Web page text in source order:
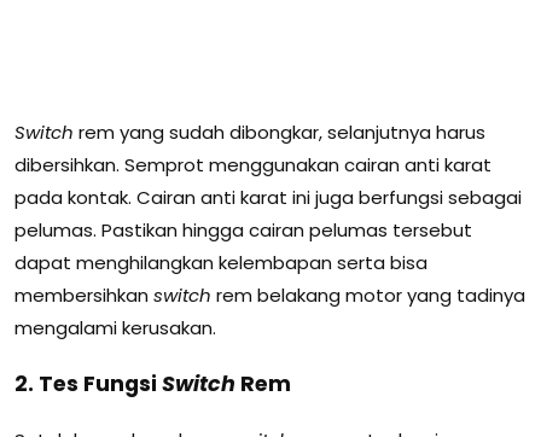
Switch rem yang sudah dibongkar, selanjutnya harus
dibersihkan. Semprot menggunakan cairan anti karat
pada kontak. Cairan anti karat ini juga berfungsi sebagai
pelumas. Pastikan hingga cairan pelumas tersebut
dapat menghilangkan kelembapan serta bisa
membersihkan switch rem belakang motor yang tadinya
mengalami kerusakan.
2. Tes Fungsi Switch Rem